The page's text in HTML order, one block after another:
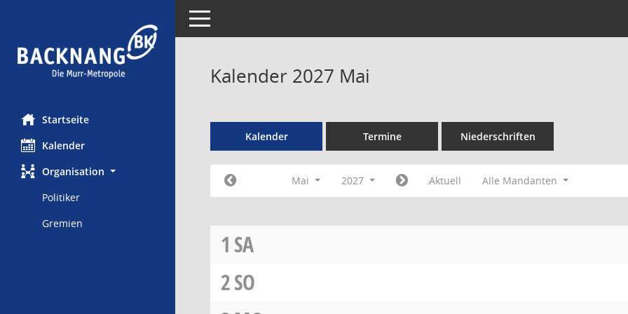
Startseite
Kalender
Organisation
Politiker
Gremien
Toggle navigation
Kalender 2027 Mai
Kalender Termine Niederschriften
Mai 2027 Aktuell Alle Mandanten
1 SA
2SO